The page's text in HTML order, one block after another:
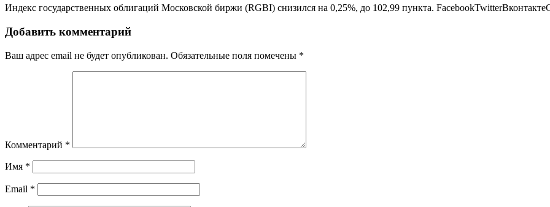
Индекс государственных облигаций Московской биржи (RGBI) снизился на 0,25%, до 102,99 пункта.
Добавить комментарий
Ваш адрес email не будет опубликован. Обязательные поля помечены *
Комментарий *
Имя *
Email *